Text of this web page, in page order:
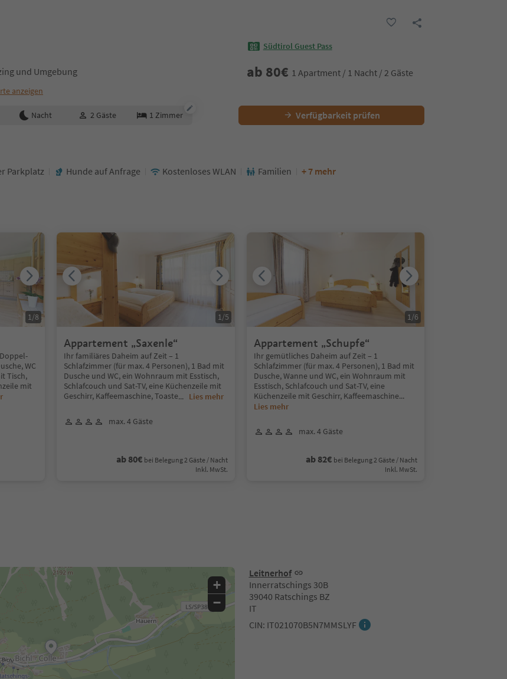
und Umgebung
anzeigen
Südtirol Guest Pass
ab 80€ 1 Apartment / 1 Nacht / 2 Gäste
Nacht 2 Gäste 1 Zimmer Verfügbarkeit prüfen
Parkplatz Hunde auf Anfrage Kostenloses WLAN Familien + 7 mehr
WC
Tisch,
mit
1/8
Appartement „Saxenle“
Ihr familiäres Daheim auf Zeit – 1
Schlafzimmer (für max. 4 Personen), 1 Bad mit
Dusche und WC, ein Wohnraum mit Esstisch,
Schlafcouch und Sat-TV, eine Küchenzeile mit
Geschirr, Kaffeemaschine, Toaste... Lies mehr
max. 4 Gäste
ab 80€ bei Belegung 2 Gäste / Nacht
Inkl. MwSt.
1/5
Appartement „Schupfe“
Ihr gemütliches Daheim auf Zeit – 1
Schlafzimmer (für max. 4 Personen), 1 Bad mit
Dusche, Wanne und WC, ein Wohnraum mit
Esstisch, Schlafcouch und Sat-TV, eine
Küchenzeile mit Geschirr, Kaffeemaschine...
Lies mehr
max. 4 Gäste
ab 82€ bei Belegung 2 Gäste / Nacht
Inkl. MwSt.
1/6
Leitnerhof
Innerratschings 30B
39040 Ratschings BZ
IT
CIN: IT021070B5N7MMSLYF
+
−